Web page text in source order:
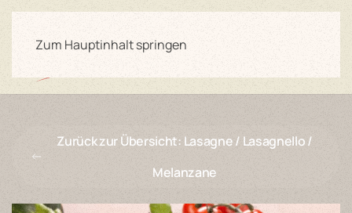
Zum Hauptinhalt springen
Zurück zur Übersicht: Lasagne / Lasagnello /
Melanzane